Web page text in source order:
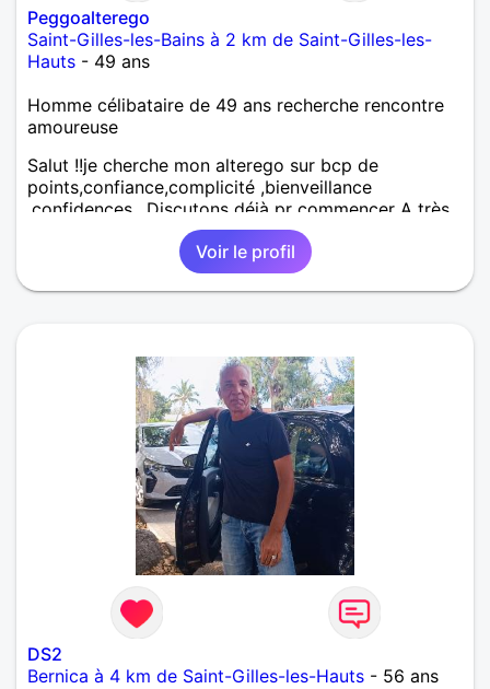
Peggoalterego
Saint-Gilles-les-Bains à 2 km de Saint-Gilles-les-
Hauts - 49 ans
Homme célibataire de 49 ans recherche rencontre
amoureuse
Salut !!je cherche mon alterego sur bcp de
points,confiance,complicité ,bienveillance
,confidences.. Discutons déjà pr commencer A très
Voir le profil
DS2
Bernica à 4 km de Saint-Gilles-les-Hauts - 56 ans